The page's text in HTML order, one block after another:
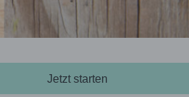
Jetzt starten